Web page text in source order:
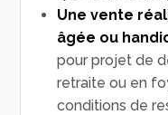
Une vente
âgée ou
pour projet de
retraite ou en
conditions de